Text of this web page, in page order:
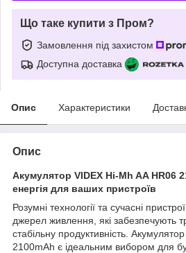
Що таке купити з Пром?
Замовлення під захистом
Доступна доставка
Опис Характеристики
Опис
Акумулятор VIDEX Hi-Mh AA HR06
енергія для ваших пристроїв
Розумні технології та сучасні
джерел живлення, які забезпечують
стабільну продуктивність.
2100mAh є ідеальним вибором для